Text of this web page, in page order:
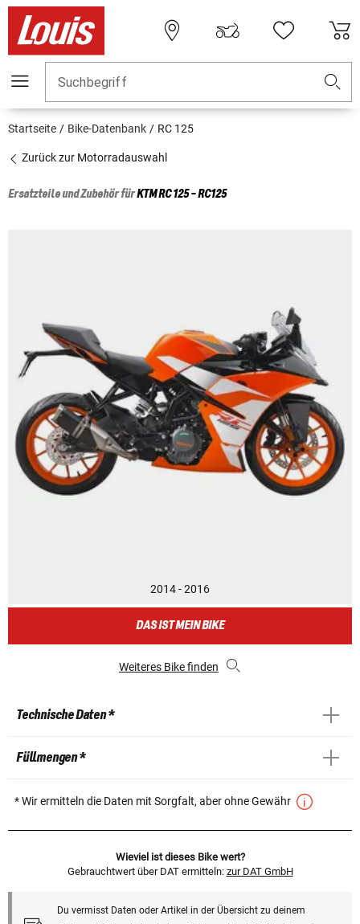
Suchbegriff
Startseite Bike-Datenbank RC 125
Zurück zur Motorradauswahl
Ersatzteile und Zubehör fürKTMRC 125 - RC125
2014 - 2016
DAS IST MEIN BIKE
Weiteres Bike finden
Technische Daten *
Füllmengen *
* Wir ermitteln die Daten mit Sorgfalt, aber ohne Gewähr
Wieviel ist dieses Bike wert?
Gebrauchtwert über DAT ermitteln: zur DAT GmbH
Du vermisst Daten oder Artikel in der Übersicht zu deinem